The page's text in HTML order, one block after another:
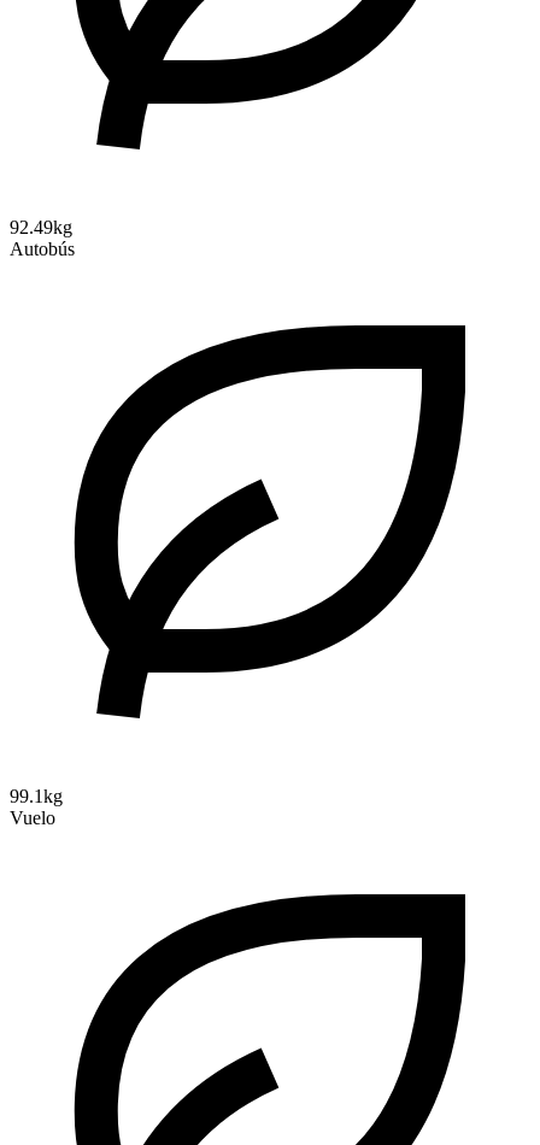
92.49kg
Autobús
99.1kg
Vuelo